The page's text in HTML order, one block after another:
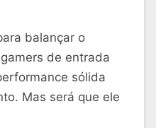
balançar o
de entrada
sólida
Mas será que ele